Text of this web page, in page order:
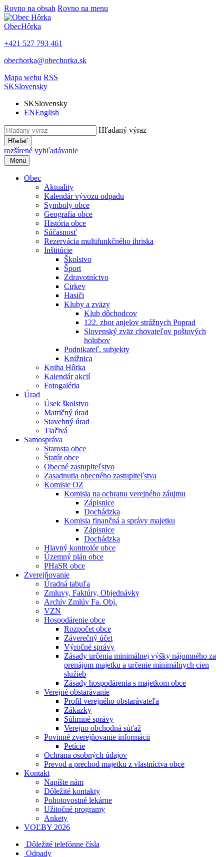
Rovno na obsah Rovno na menu
ObecHôrka
+421 527 793 461
obechorka@obechorka.sk
Mapa webu RSS
SKSlovensky
SKSlovensky
ENEnglish
Hľadaný výraz
Hľadať
rozšírené vyhľadávanie
Menu
Obec
Aktuality
Kalendár vývozu odpadu
Symboly obce
Geografia obce
História obce
Súčasnosť
Rezervácia multifunkčného ihriska
Inštitúcie
Školstvo
Šport
Zdravotníctvo
Cirkev
Hasiči
Kluby a zväzy
Klub dôchodcov
122. zbor anjelov strážnych Poprad
Slovenský zväz chovateľov poštových
holubov
Podnikateľ. subjekty
Knižnica
Kniha Hôrka
Kalendár akcií
Fotogaléria
Úrad
Úsek školstvo
Matričný úrad
Stavebný úrad
Tlačivá
Samospráva
Starosta obce
Štatút obce
Obecné zastupiteľstvo
Zasadnutia obecného zastupiteľstva
Komisie OZ
Komisia na ochranu verejného záujmu
Zápisnice
Dochádzka
Komisia finančná a správy majetku
Zápisnice
Dochádzka
Hlavný kontrolór obce
Územný plán obce
PHaSR obce
Zverejňovanie
Úradná tabuľa
Zmluvy, Faktúry, Objednávky
Archív Zmlúv Fa. Obj.
VZN
Hospodárenie obce
Rozpočet obce
Záverečný účet
Výročné správy
Zásady určenia minimálnej výšky nájomného za
prenájom majetku a určenie minimálnych cien
služieb
Zásady hospodárenia s majetkom obce
Verejné obstarávanie
Profil verejného obstarávateľa
Zákazky
Súhrnné správy
Verejno obchodná súťaž
Povinné zverejňovanie informácii
Petície
Ochrana osobných údajov
Prevod a prechod majetku z vlastníctva obce
Kontakt
Napíšte nám
Dôležité kontakty
Pohotovostné lekárne
Užitočné programy
Ankety
VOĽBY 2026
Dôležité telefónne čísla
Odpady